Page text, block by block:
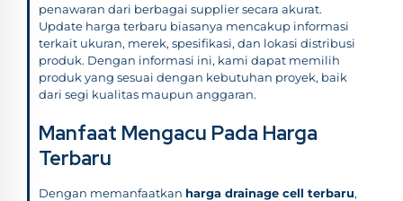
penawaran dari berbagai supplier secara akurat.
Update harga terbaru biasanya mencakup informasi
terkait ukuran, merek, spesifikasi, dan lokasi distribusi
produk. Dengan informasi ini, kami dapat memilih
produk yang sesuai dengan kebutuhan proyek, baik
dari segi kualitas maupun anggaran.
Manfaat Mengacu Pada Harga
Terbaru
Dengan memanfaatkan harga drainage cell terbaru,